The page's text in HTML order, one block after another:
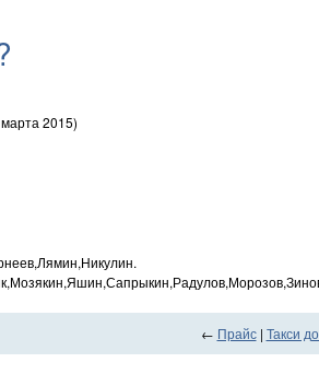
2015)
← Прайс| Такси